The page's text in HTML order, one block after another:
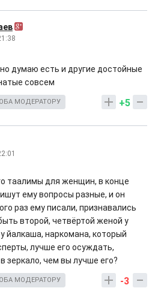
думаю есть и другие достойные
совсем
+5
МОДЕРАТОРУ
таалимы для женщин, в конце
ему вопросы разные, и он
раз ему писали, признавались
второй, четвёртой женой у
йалкаша, наркомана, который
лучше его осуждать,
зеркало, чем вы лучше его?
-3
МОДЕРАТОРУ